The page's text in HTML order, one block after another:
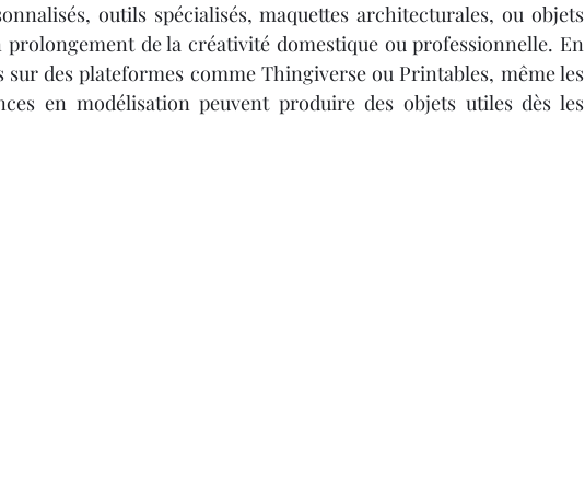
outils spécialisés, maquettes architecturales, ou objets
de la créativité domestique ou professionnelle. En
des plateformes comme Thingiverse ou Printables, même les
en modélisation peuvent produire des objets utiles dès les